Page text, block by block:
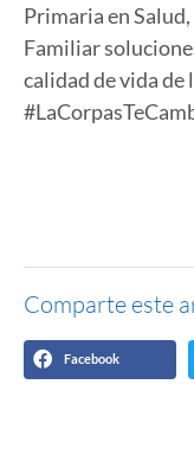
Primaria en
Familiar
calidad de vida de
Comparte este
Facebook